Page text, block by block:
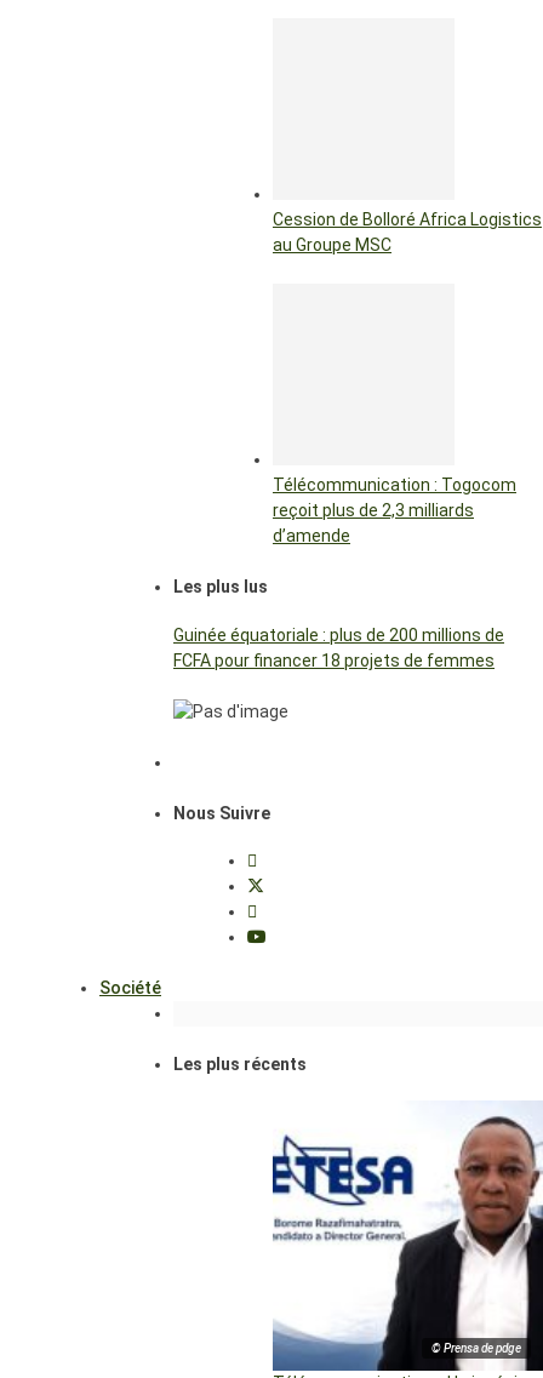
Cession de Bolloré Africa Logistics
au Groupe MSC
Télécommunication : Togocom
reçoit plus de 2,3 milliards
d’amende
Les plus lus
Guinée équatoriale : plus de 200 millions de
FCFA pour financer 18 projets de femmes
Nous Suivre
Société
Les plus récents
© Prensa de pdge